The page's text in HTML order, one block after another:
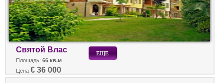
Святой Влас
Площадь: 66 кв.м
Цена € 36 000